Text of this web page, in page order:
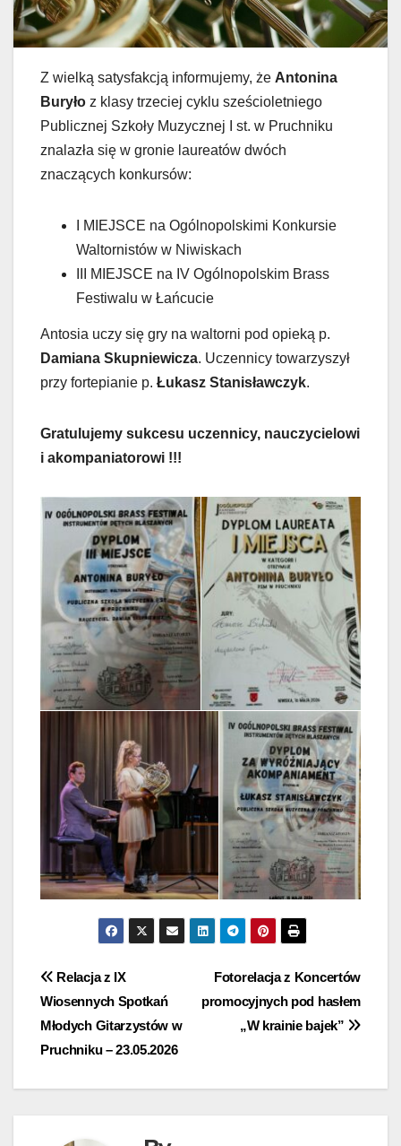
Z wielką satysfakcją informujemy, że Antonina
Buryło z klasy trzeciej cyklu sześcioletniego
Publicznej Szkoły Muzycznej I st. w Pruchniku
znalazła się w gronie laureatów dwóch
znaczących konkursów:
I MIEJSCE na Ogólnopolskimi Konkursie
Waltornistów w Niwiskach
III MIEJSCE na IV Ogólnopolskim Brass
Festiwalu w Łańcucie
Antosia uczy się gry na waltorni pod opieką p.
Damiana Skupniewicza. Uczennicy towarzyszył
przy fortepianie p. Łukasz Stanisławczyk.
Gratulujemy sukcesu uczennicy, nauczycielowi
i akompaniatorowi !!!
Nawigacja
wpisu
Fotorelacja z Koncertów
promocyjnych pod hasłem
„W krainie bajek”
Relacja z IX
Wiosennych Spotkań
Młodych Gitarzystów w
Pruchniku – 23.05.2026